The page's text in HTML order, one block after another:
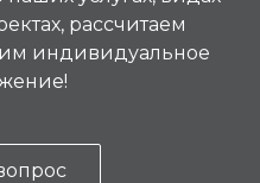
рассчитаем
индивидуальное